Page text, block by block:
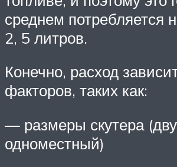
среднем потребляется
2, 5 литров.
Конечно, расход
факторов, таких как:
— размеры скутера
одноместный)